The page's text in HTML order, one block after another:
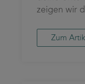
zeigen wir
Zum